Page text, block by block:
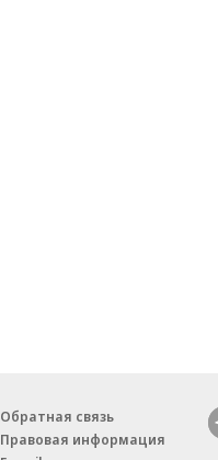
Обратная связь
Правовая информация